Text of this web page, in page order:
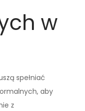
w
spełniać
aby
z